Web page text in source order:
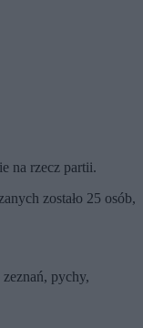
na rzecz partii.
zostało 25 osób,
pychy,